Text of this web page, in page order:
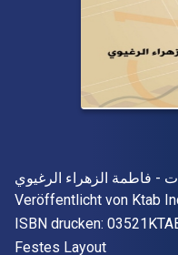
Autor(en)
- فاطمة الزهراء الرغيوي
Verleger
Veröffentlicht von Ktab
ISBN drucken:
Format
Festes Layout